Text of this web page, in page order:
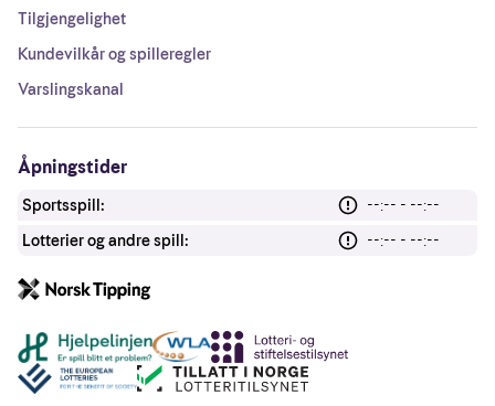
Tilgjengelighet
Kundevilkår og spilleregler
Varslingskanal
Åpningstider
Sportsspill:
--:-- - --:--
Lotterier og andre spill:
--:-- - --:--
Andre lenker